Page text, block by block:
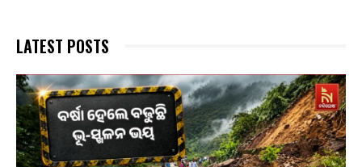
LATEST POSTS